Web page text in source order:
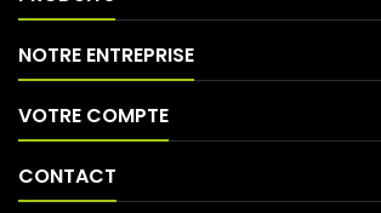
NOTRE ENTREPRISE
VOTRE COMPTE
CONTACT